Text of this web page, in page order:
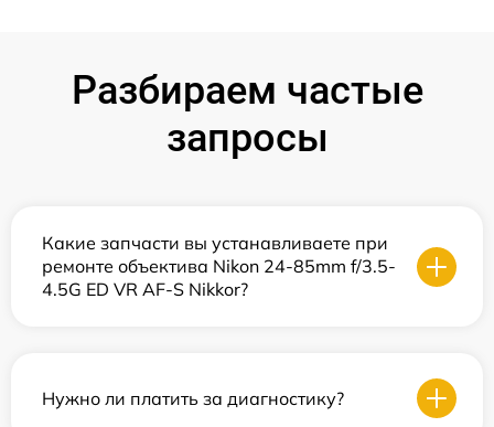
Разбираем частые
запросы
Какие запчасти вы устанавливаете при
ремонте объектива Nikon 24-85mm f/3.5-
4.5G ED VR AF-S Nikkor?
Нужно ли платить за диагностику?